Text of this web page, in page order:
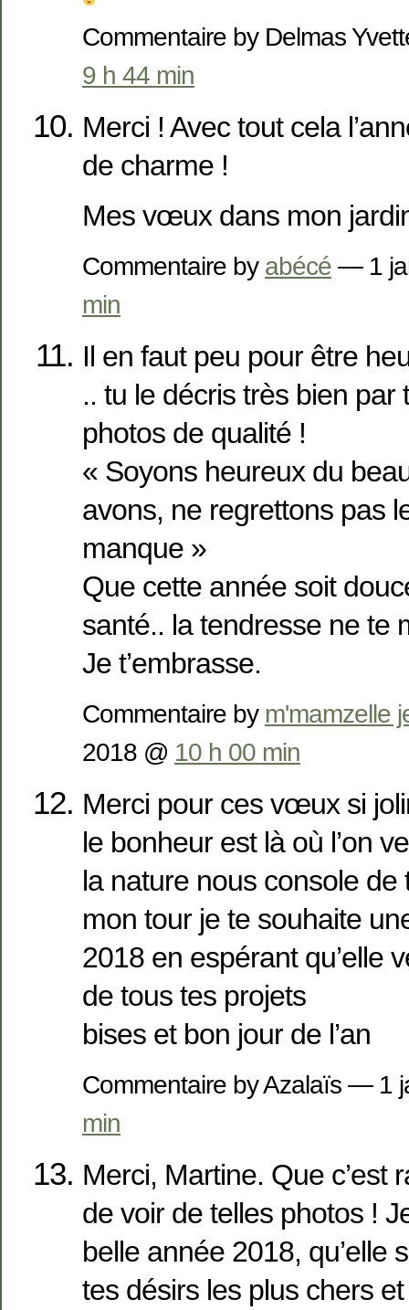
Commentaire by Delmas
9 h 44 min
Merci ! Avec tout cela
de charme !
Mes vœux dans mon
Commentaire by abécé — 1
min
Il en faut peu pour être
.. tu le décris très bien par
photos de qualité !
« Soyons heureux du
avons, ne regrettons pas
manque »
Que cette année soit
santé.. la tendresse ne te
Je t’embrasse.
Commentaire by m'mamzelle
2018 @ 10 h 00 min
Merci pour ces vœux si
le bonheur est là où l’on
la nature nous console de
mon tour je te souhaite
2018 en espérant qu’elle
de tous tes projets
bises et bon jour de l’an
Commentaire by Azalaïs — 1
min
Merci, Martine. Que c’est
de voir de telles photos !
belle année 2018, qu’elle
tes désirs les plus chers